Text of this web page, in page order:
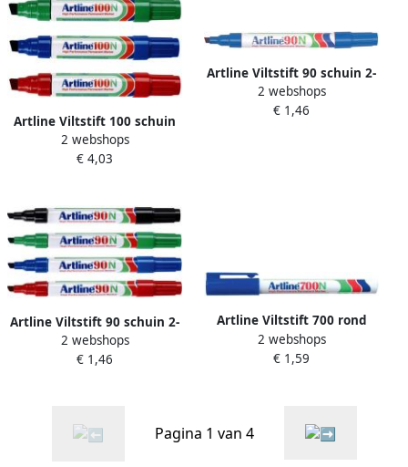
Artline Viltstift 100 schuin
7.5-12mm zwart
2 webshops
€ 4,03
Artline Viltstift 90 schuin 2-
5mm blauw
2 webshops
€ 1,46
Artline Viltstift 90 schuin 2-
5mm zwart
2 webshops
€ 1,46
Artline Viltstift 700 rond
0.7mm blauw
2 webshops
€ 1,59
Pagina 1 van 4